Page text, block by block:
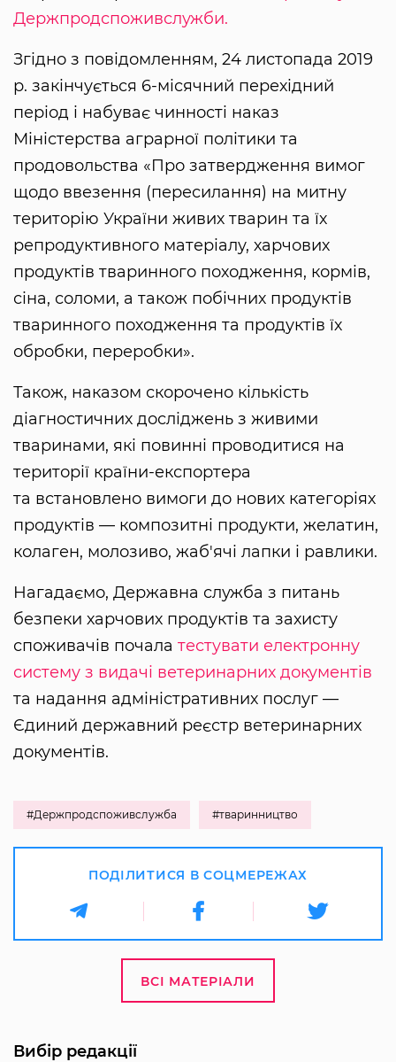
Держпродспоживслужби.
Згідно з повідомленням, 24 листопада 2019
р. закінчується 6-місячний перехідний
період і набуває чинності наказ
Міністерства аграрної політики та
продовольства «Про затвердження вимог
щодо ввезення (пересилання) на митну
територію України живих тварин та їх
репродуктивного матеріалу, харчових
продуктів тваринного походження, кормів,
сіна, соломи, а також побічних продуктів
тваринного походження та продуктів їх
обробки, переробки».
Також, наказом скорочено кількість
діагностичних досліджень з живими
тваринами, які повинні проводитися на
території країни-експортера
та встановлено вимоги до нових категоріях
продуктів — композитні продукти, желатин,
колаген, молозиво, жаб'ячі лапки і равлики.
Нагадаємо, Державна служба з питань
безпеки харчових продуктів та захисту
споживачів почала тестувати електронну
систему з видачі ветеринарних документів
та надання адміністративних послуг —
Єдиний державний реєстр ветеринарних
документів.
#Держпродспоживслужба #тваринництво
ПОДІЛИТИСЯ В СОЦМЕРЕЖАХ
ВСІ МАТЕРІАЛИ
Вибір редакції